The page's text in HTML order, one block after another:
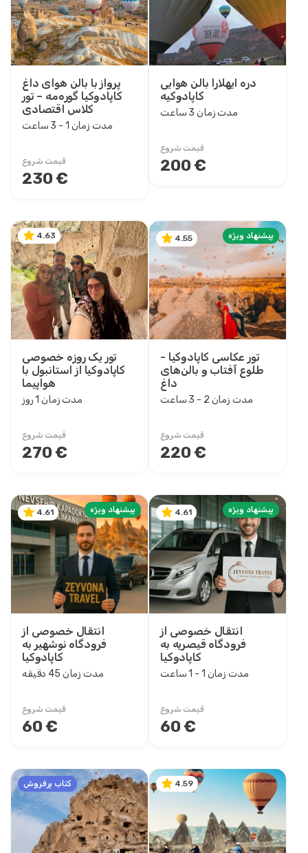
حدود قیمت
0EUR 3460 EUR +
مدت زمان دور
45 دقیقه
1 - 1 ساعت
1 - 2 ساعت
2 - 2 ساعت
2 - 3 ساعت
3 ساعت
3 - 4 ساعت
5 - 6 ساعت
6 - 7 ساعت
1 روز
3 شب 4 روز
6 شب 7 روز
11 شب 12 روز
13 شب 14 روز
15 شب 16 روز
پرواز با بالن هوای داغ
کاپادوکیا گوره‌مه – تور
کلاس اقتصادی
مدت زمان 1 - 3 ساعت
قیمت شروع
230 €
دره ایهلارا بالن هوایی
کاپادوکیه
مدت زمان 3 ساعت
قیمت شروع
200 €
4.63
تور یک روزه خصوصی
کاپادوکیا از استانبول با
هواپیما
مدت زمان 1 روز
قیمت شروع
270 €
4.55 پیشنهاد ویژه
تور عکاسی کاپادوکیا -
طلوع آفتاب و بالن‌های
داغ
مدت زمان 2 - 3 ساعت
قیمت شروع
220 €
4.61 پیشنهاد ویژه
انتقال خصوصی از
فرودگاه نوشهیر به
کاپادوکیا
مدت زمان 45 دقیقه
قیمت شروع
60 €
4.61 پیشنهاد ویژه
انتقال خصوصی از
فرودگاه قیصریه به
کاپادوکیا
مدت زمان 1 - 1 ساعت
قیمت شروع
60 €
کتاب پرفروش 4.59